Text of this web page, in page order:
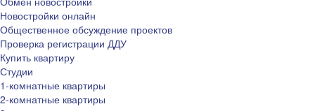
Новостройки онлайн
Общественное обсуждение проектов
Проверка регистрации ДДУ
Купить квартиру
Студии
1-комнатные квартиры
2-комнатные квартиры